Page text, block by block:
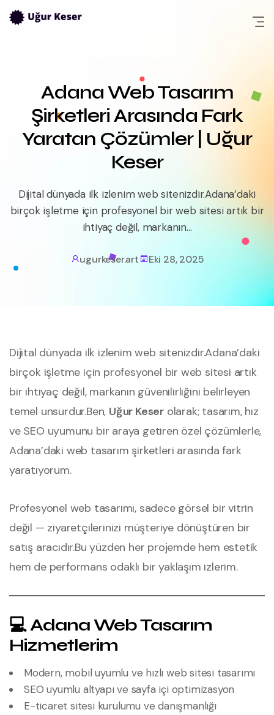
Skip
Adana Web Tasarım
Şirketleri Arasında Fark
Yaratan Çözümler | Uğur
Keser
Dijital dünyada ilk izlenim web sitenizdir.Adana’daki
birçok işletme için profesyonel bir web sitesi artık bir
ihtiyaç değil, markanın...
ugurkeser.art Eki 28, 2025
Dijital dünyada ilk izlenim web sitenizdir.Adana’daki
birçok işletme için profesyonel bir web sitesi artık
bir ihtiyaç değil, markanın güvenilirliğini belirleyen
temel unsurdur.Ben, Uğur Keser olarak; tasarım, hız
ve SEO uyumunu bir araya getiren özel çözümlerle,
Adana’daki web tasarım şirketleri arasında fark
yaratıyorum.
Profesyonel web tasarımı, sadece görsel bir vitrin
değil — ziyaretçilerinizi müşteriye dönüştüren bir
satış aracıdır.Bu yüzden her projemde hem estetik
hem de performans odaklı bir yaklaşım izlerim.
💻 Adana Web Tasarım
Hizmetlerim
Modern, mobil uyumlu ve hızlı web sitesi tasarımı
SEO uyumlu altyapı ve sayfa içi optimizasyon
E-ticaret sitesi kurulumu ve danışmanlığı